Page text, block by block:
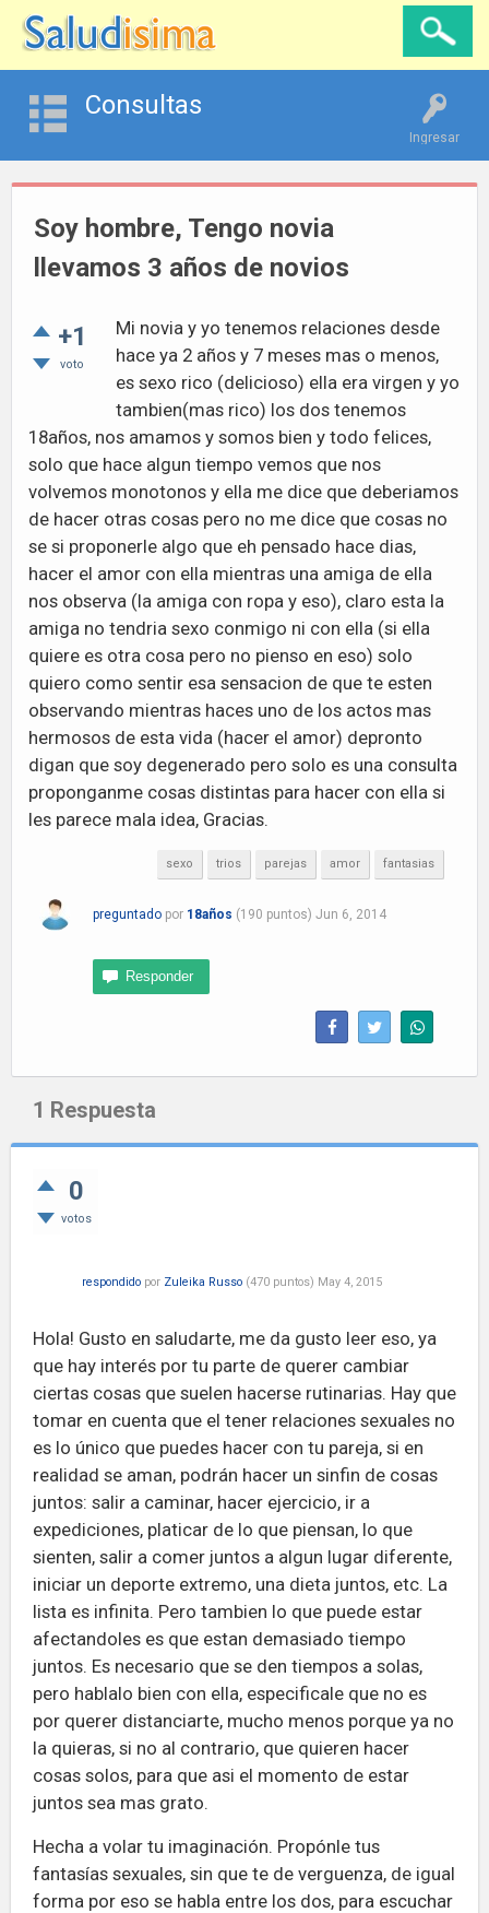
Ingresar
Consultas
Soy hombre, Tengo novia
llevamos 3 años de novios
+1
voto
Mi novia y yo tenemos relaciones desde
hace ya 2 años y 7 meses mas o menos,
es sexo rico (delicioso) ella era virgen y yo
tambien(mas rico) los dos tenemos
18años, nos amamos y somos bien y todo felices,
solo que hace algun tiempo vemos que nos
volvemos monotonos y ella me dice que deberiamos
de hacer otras cosas pero no me dice que cosas no
se si proponerle algo que eh pensado hace dias,
hacer el amor con ella mientras una amiga de ella
nos observa (la amiga con ropa y eso), claro esta la
amiga no tendria sexo conmigo ni con ella (si ella
quiere es otra cosa pero no pienso en eso) solo
quiero como sentir esa sensacion de que te esten
observando mientras haces uno de los actos mas
hermosos de esta vida (hacer el amor) depronto
digan que soy degenerado pero solo es una consulta
proponganme cosas distintas para hacer con ella si
les parece mala idea, Gracias.
sexo trios parejas amor fantasias
preguntado por 18años (190 puntos) Jun 6, 2014
1 Respuesta
0
votos
respondido por Zuleika Russo (470 puntos) May 4, 2015
Hola! Gusto en saludarte, me da gusto leer eso, ya
que hay interés por tu parte de querer cambiar
ciertas cosas que suelen hacerse rutinarias. Hay que
tomar en cuenta que el tener relaciones sexuales no
es lo único que puedes hacer con tu pareja, si en
realidad se aman, podrán hacer un sinfin de cosas
juntos: salir a caminar, hacer ejercicio, ir a
expediciones, platicar de lo que piensan, lo que
sienten, salir a comer juntos a algun lugar diferente,
iniciar un deporte extremo, una dieta juntos, etc. La
lista es infinita. Pero tambien lo que puede estar
afectandoles es que estan demasiado tiempo
juntos. Es necesario que se den tiempos a solas,
pero hablalo bien con ella, especificale que no es
por querer distanciarte, mucho menos porque ya no
la quieras, si no al contrario, que quieren hacer
cosas solos, para que asi el momento de estar
juntos sea mas grato.
Hecha a volar tu imaginación. Propónle tus
fantasías sexuales, sin que te de verguenza, de igual
forma por eso se habla entre los dos, para escuchar